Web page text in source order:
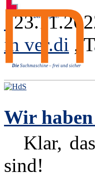
DerRatgeber
Die Suchmaschine – frei und sicher
in ver.di ,
Wir
Klar,
sind!